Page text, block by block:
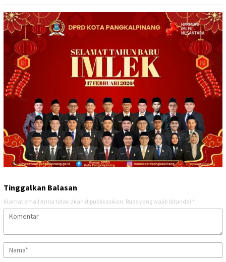
Tinggalkan Balasan
Alamat email Anda tidak akan dipublikasikan. Ruas yang wajib ditandai *